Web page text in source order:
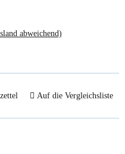
abweichend)
Auf die Vergleichsliste